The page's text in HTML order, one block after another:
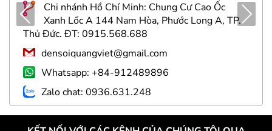
Chi nhánh Hồ Chí Minh: Chung Cư Cao Ốc
Xanh Lốc A 144 Nam Hòa, Phước Long A, TP.
Thủ Đức. ĐT: 0915.568.688
densoiquangviet@gmail.com
Whatsapp: +84-912489896
Zalo chat: 0936.631.248
Pre
viou
s
Nex
t